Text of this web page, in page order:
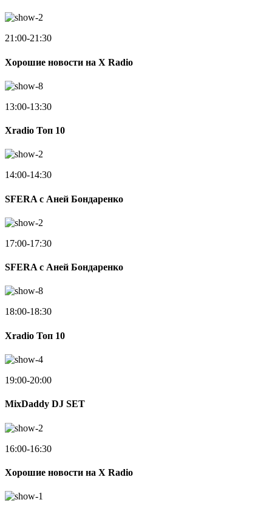
21:00-21:30
Хорошие новости на X Radio
13:00-13:30
Xradio Топ 10
14:00-14:30
SFERA с Аней Бондаренко
17:00-17:30
SFERA с Аней Бондаренко
18:00-18:30
Xradio Топ 10
19:00-20:00
MixDaddy DJ SET
16:00-16:30
Хорошие новости на X Radio